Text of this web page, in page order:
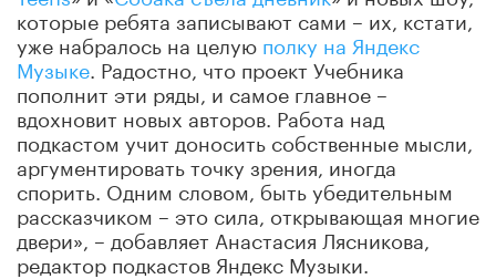
которые ребята записывают сами – их, кстати,
уже набралось на целую полку на Яндекс
Музыке. Радостно, что проект Учебника
пополнит эти ряды, и самое главное –
вдохновит новых авторов. Работа над
подкастом учит доносить собственные мысли,
аргументировать точку зрения, иногда
спорить. Одним словом, быть убедительным
рассказчиком – это сила, открывающая многие
двери», – добавляет Анастасия Лясникова,
редактор подкастов Яндекс Музыки.